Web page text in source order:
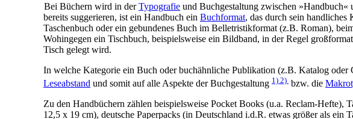
Bei Büchern wird in derTypografie und Buchgestaltung zwischen »Handbuch«
bereits suggerieren, ist ein Handbuch ein Buchformat, das durch sein handliches
Taschenbuch oder ein gebundenes Buch im Belletristikformat (z.B. Roman),
Wohingegen ein Tischbuch, beispielsweise ein Bildband, in der Regel
Tisch gelegt wird.
In welche Kategorie ein Buch oder buchähnliche Publikation (z.B. Katalog oder
Leseabstand und somit auf alle Aspekte der Buchgestaltung 1) 2) bzw. die
Zu den Handbüchern zählen beispielsweise Pocket Books (u.a. Reclam-Hefte),
12,5 x 19 cm), deutsche Paperpacks (in Deutschland i.d.R. etwas größer als ein